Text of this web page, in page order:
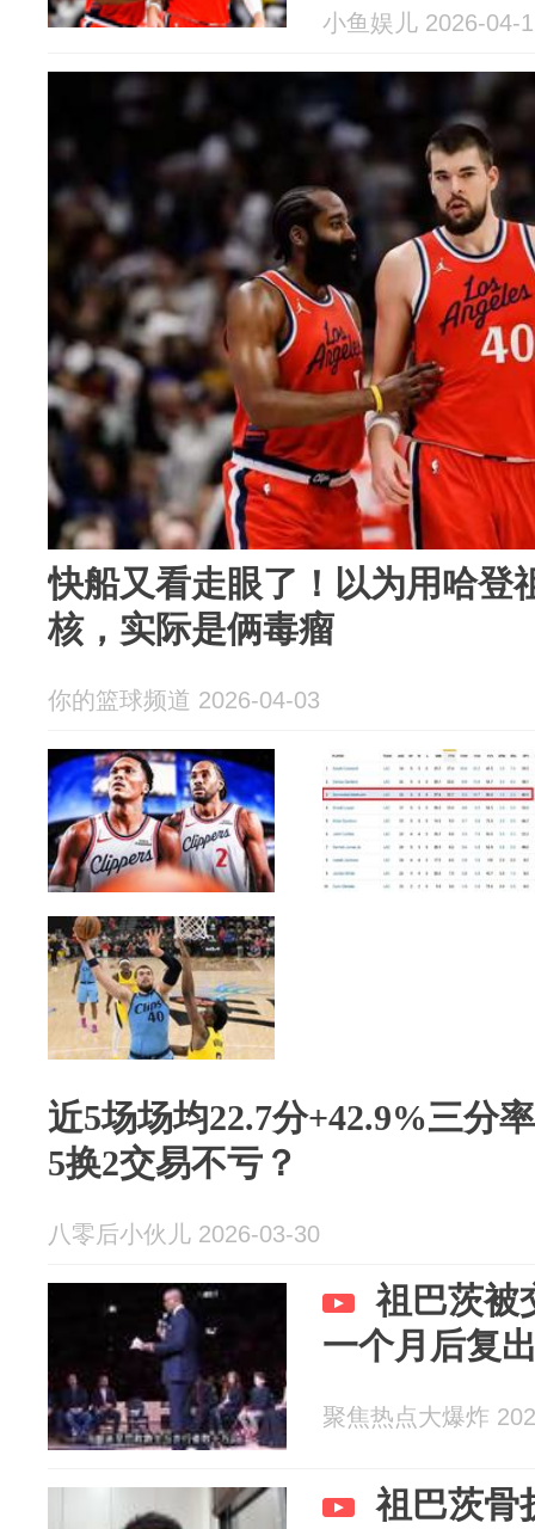
小鱼娱儿 2026-04-
快船又看走眼了！以为用哈登
核，实际是俩毒瘤
你的篮球频道 2026-04-03
近5场场均22.7分+42.9%三分
5换2交易不亏？
八零后小伙儿 2026-03-30
祖巴茨被
一个月后复
聚焦热点大爆炸
祖巴茨骨